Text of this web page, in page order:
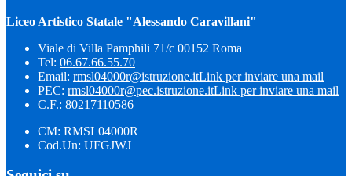
Liceo Artistico Statale "Alessando Caravillani"
Viale di Villa Pamphili 71/c 00152 Roma
Tel: 06.67.66.55.70
Email: rmsl04000r@istruzione.itLink per inviare una mail
PEC: rmsl04000r@pec.istruzione.itLink per inviare una mail
C.F.: 80217110586
CM: RMSL04000R
Cod.Un: UFGJWJ